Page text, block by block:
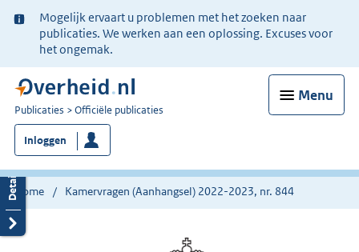
Ter
informatie:
Mogelijk ervaart u problemen met het zoeken naar
publicaties. We werken aan een oplossing. Excuses voor
het ongemak.
Menu
U
bent
nu
hier:
Publicaties Officiële publicaties
Inloggen
Home Kamervragen (Aanhangsel) 2022-2023, nr. 844